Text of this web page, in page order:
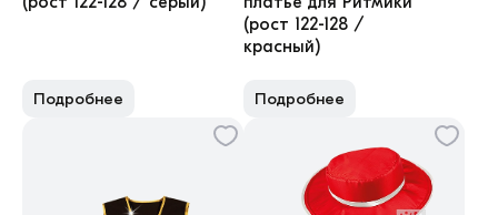
Подробнее
(рост 122-128 /
красный)
Подробнее